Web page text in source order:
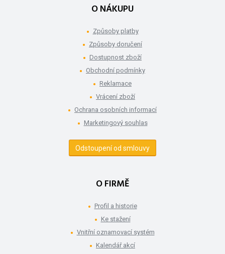
O NÁKUPU
Způsoby platby
Způsoby doručení
Dostupnost zboží
Obchodní podmínky
Reklamace
Vrácení zboží
Ochrana osobních informací
Marketingový souhlas
Odstoupení od smlouvy
O FIRMĚ
Profil a historie
Ke stažení
Vnitřní oznamovací systém
Kalendář akcí